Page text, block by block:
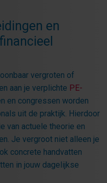
en
vergroten of
aan je verplichte PE-
en congressen worden
uit de praktijk. Hierdoor
van actuele theorie en
Je vergroot niet alleen je
concrete handvatten
in jouw dagelijkse